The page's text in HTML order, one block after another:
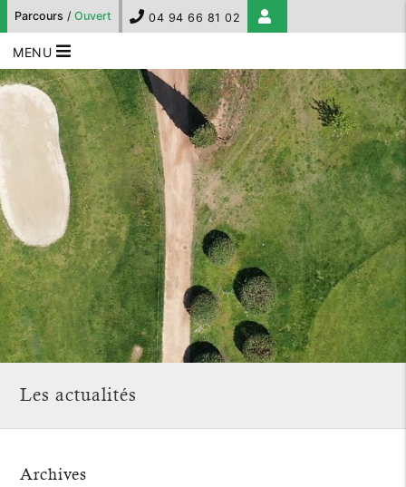
Parcours / Ouvert 04 94 66 81 02
MENU
Les actualités
Archives